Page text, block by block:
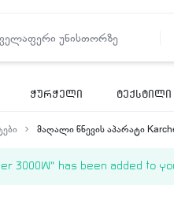
ჭურჭელი ტექსტილი
მაღალი წნევის აპარატი
3000W” has been added to